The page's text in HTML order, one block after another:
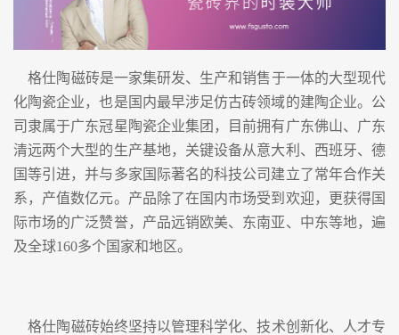
格仕陶磁砖是一家集研发、生产和销售于一体的大型现代
化陶瓷企业，也是国内最早涉足仿古砖领域的建陶企业。公
司隶属于广东冠星陶瓷企业集团，目前拥有广东佛山、广东
清远两个大型的生产基地，关键设备从意大利、西班牙、德
国等引进，并与多家国际著名的科技公司建立了常年合作关
系，产值数亿元。产品除了在国内市场受到欢迎，更获得国
际市场的广泛赞誉，产品远销欧美、东南亚、中东等地，遍
及全球160多个国家和地区。
格仕陶磁砖始终坚持以管理科学化、技术创新化、人才专